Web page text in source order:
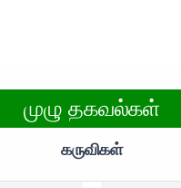
முழு தகவல்கள்
கருவிகள்